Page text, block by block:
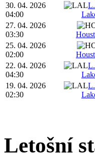
30. 04. 2026
04:00
27. 04. 2026
03:30
25. 04. 2026
02:00
22. 04. 2026
04:30
19. 04. 2026
02:30
Letošní